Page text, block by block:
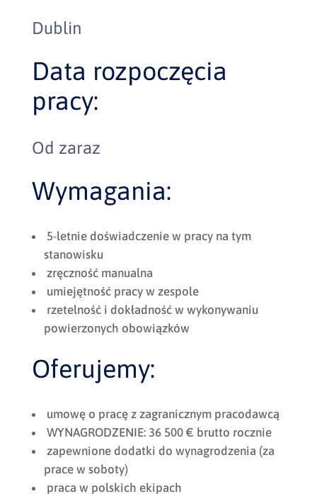
Dublin
Data rozpoczęcia
pracy:
Od zaraz
Wymagania:
5-letnie doświadczenie w pracy na tym
stanowisku
zręczność manualna
umiejętność pracy w zespole
rzetelność i dokładność w wykonywaniu
powierzonych obowiązków
Oferujemy:
umowę o pracę z zagranicznym pracodawcą
WYNAGRODZENIE: 36 500 € brutto rocznie
zapewnione dodatki do wynagrodzenia (za
prace w soboty)
praca w polskich ekipach